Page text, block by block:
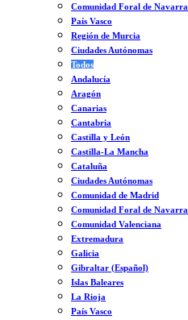
Comunidad Foral de Navarra
País Vasco
Región de Murcia
Ciudades Autónomas
Todos
Andalucía
Aragón
Canarias
Cantabria
Castilla y León
Castilla-La Mancha
Cataluña
Ciudades Autónomas
Comunidad de Madrid
Comunidad Foral de Navarra
Comunidad Valenciana
Extremadura
Galicia
Gibraltar (Español)
Islas Baleares
La Rioja
País Vasco